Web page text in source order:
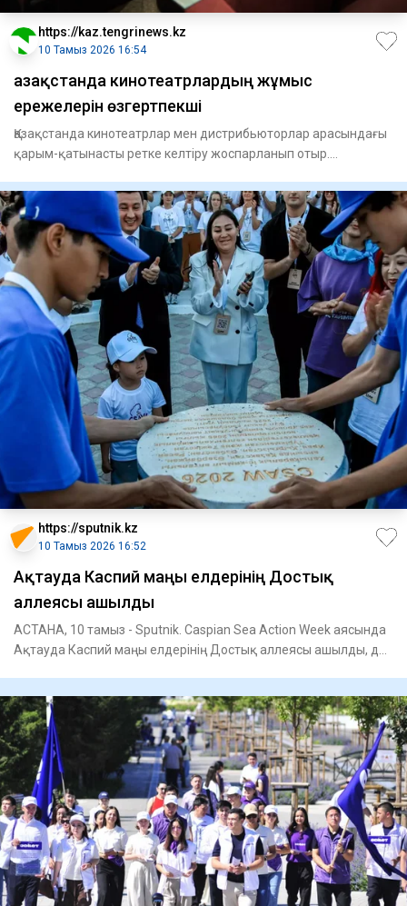
https://kaz.tengrinews.kz
10 Тамыз 2026 16:54
Қазақстанда кинотеатрлардың жұмыс
ережелерін өзгертпекші
Қазақстанда кинотеатрлар мен дистрибьюторлар арасындағы
қарым-қатынасты ретке келтіру жоспарланып отыр.
https://sputnik.kz
10 Тамыз 2026 16:52
Ақтауда Каспий маңы елдерінің Достық
аллеясы ашылды
АСТАНА, 10 тамыз - Sputnik. Caspian Sea Action Week аясында
Ақтауда Каспий маңы елдерінің Достық аллеясы ашылды, деп